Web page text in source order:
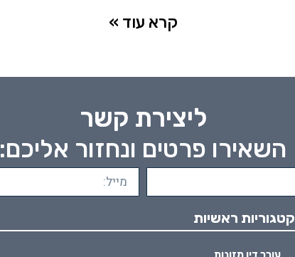
קרא עוד »
ליצירת קשר
השאירו פרטים ונחזור אליכם:
קטגוריות ראשיות